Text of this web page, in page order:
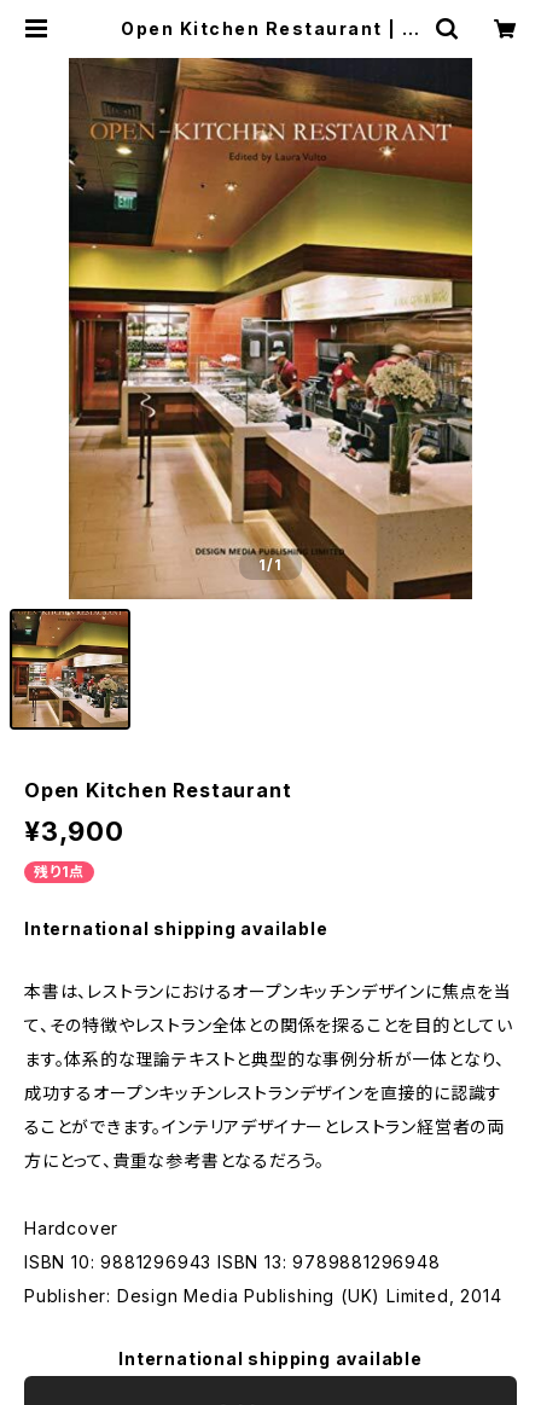
Open Kitchen Restaurant | つ
1/1
Open Kitchen Restaurant
¥3,900
残り1点
International shipping available
本書は、レストランにおけるオープンキッチンデザインに焦点を当
て、その特徴やレストラン全体との関係を探ることを目的としてい
ます。体系的な理論テキストと典型的な事例分析が一体となり、
成功するオープンキッチンレストランデザインを直接的に認識す
ることができます。インテリアデザイナーとレストラン経営者の両
方にとって、貴重な参考書となるだろう。
Hardcover
ISBN 10: 9881296943 ISBN 13: 9789881296948
Publisher: Design Media Publishing (UK) Limited, 2014
International shipping available